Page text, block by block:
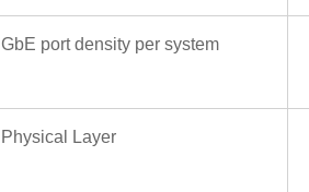
GbE port density per system
Physical Layer